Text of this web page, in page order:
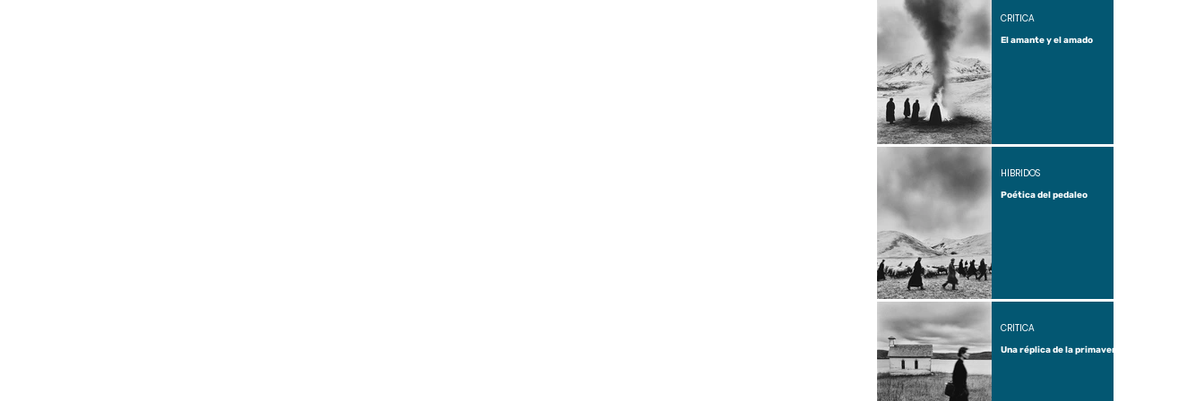
El amante y el amado
CRÍTICA
Poética del pedaleo
HÍBRIDOS
Una réplica de la primavera
CRÍTICA